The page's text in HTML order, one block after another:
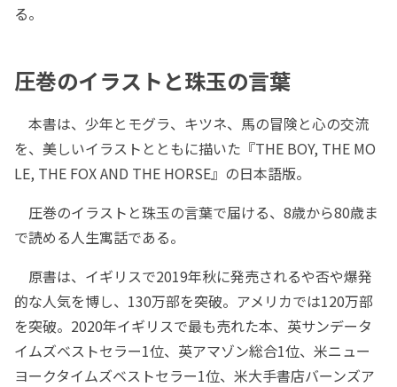
る。
圧巻のイラストと珠玉の言葉
本書は、少年とモグラ、キツネ、馬の冒険と心の交流
を、美しいイラストとともに描いた『THE BOY, THE MO
LE, THE FOX AND THE HORSE』の日本語版。
圧巻のイラストと珠玉の言葉で届ける、8歳から80歳ま
で読める人生寓話である。
原書は、イギリスで2019年秋に発売されるや否や爆発
的な人気を博し、130万部を突破。アメリカでは120万部
を突破。2020年イギリスで最も売れた本、英サンデータ
イムズベストセラー1位、英アマゾン総合1位、米ニュー
ヨークタイムズベストセラー1位、米大手書店バーンズア